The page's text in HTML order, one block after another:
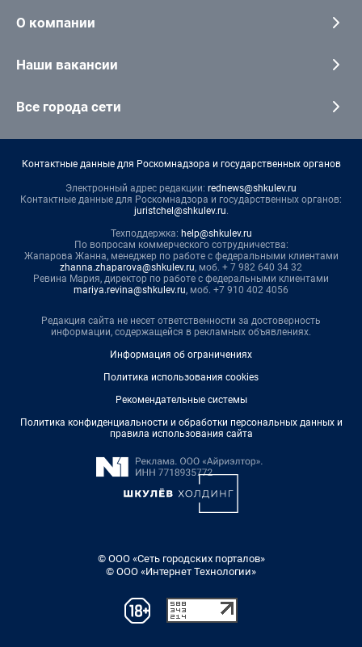
О компании
Наши вакансии
Все города сети
Контактные данные для Роскомнадзора и государственных органов
Электронный адрес редакции: rednews@shkulev.ru
Контактные данные для Роскомнадзора и государственных органов:
juristchel@shkulev.ru.
Техподдержка: help@shkulev.ru
По вопросам коммерческого сотрудничества:
Жапарова Жанна, менеджер по работе с федеральными клиентами
zhanna.zhaparova@shkulev.ru, моб. + 7 982 640 34 32
Ревина Мария, директор по работе с федеральными клиентами
mariya.revina@shkulev.ru, моб. +7 910 402 4056
Редакция сайта не несет ответственности за достоверность
информации, содержащейся в рекламных объявлениях.
Информация об ограничениях
Политика использования cookies
Рекомендательные системы
Политика конфиденциальности и обработки персональных данных и
правила использования сайта
© ООО «Сеть городских порталов»
© ООО «Интернет Технологии»